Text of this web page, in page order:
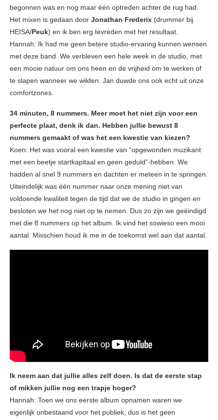
begonnen was en nog maar één optreden achter de rug had.
Het mixen is gedaan door Jonathan Frederix (drummer bij
HEISA/Peuk) en ik ben erg tevreden met het resultaat.
Hannah: Ik had me geen betere studio-ervaring kunnen wensen
met deze band. We verbleven een hele week in de studio, met
een mooie natuur om ons heen en de vrijheid om te werken of
te slapen wanneer we wilden. Jan duwde ons ook echt uit onze
comfortzones.
34 minuten, 8 nummers. Meer moet het niet zijn voor een
perfecte plaat, denk ik dan. Hebben jullie bewust 8
nummers gemaakt of was het een kwestie van kiezen?
Koen: Het was vooral een kwestie van “opgewonden muzikant
met een beetje startkapitaal en geen geduld”-hebben. We
hadden al snel 9 nummers en dachten er meteen in te springen.
Uiteindelijk was één nummer naar onze mening niet van
voldoende kwaliteit tegen de tijd dat we de studio in gingen en
besloten we het nog niet op te nemen. Dus zo zijn we geëindigd
met die 8 nummers op het album. Ik vind het sowieso een mooi
aantal. Misschien houd ik me in de toekomst wel aan dat aantal.
Ik neem aan dat jullie alles zelf doen. Is dat de eerste stap
of mikken jullie nog een trapje hoger?
Hannah: Toen we ons eerste album opnamen waren we
eigenlijk onbestaand voor het publiek, dus is het geen